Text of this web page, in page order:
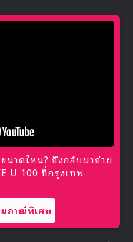
นาดไหน? ถึงกลับมาถ่าย
U 100 ที่กรุงเทพ
าษณ์พิเศษ